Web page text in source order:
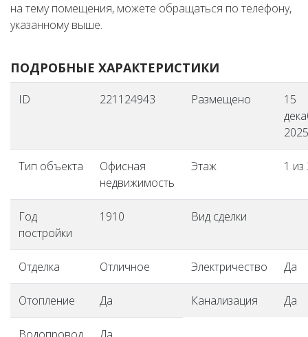
на тему помещения, можете обращаться по телефону,
указанному выше.
ПОДРОБНЫЕ ХАРАКТЕРИСТИКИ
ID 221124943 Размещено
15
Тип объекта
Офисная
недвижимость
Этаж 1 из
Год
постройки
1910 Вид сделки
Отделка Отличное Электричество Да
Отопление Да Канализация Да